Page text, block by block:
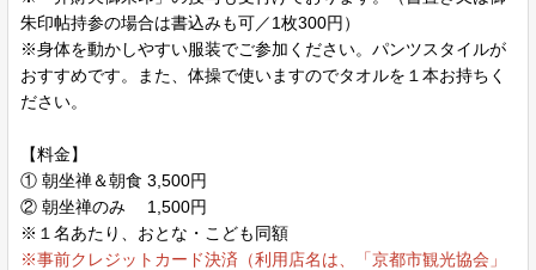
朱印帖持参の場合は書込みも可／1枚300円）
※身体を動かしやすい服装でご参加ください。パンツスタイルが
おすすめです。また、体操で使いますのでタオルを１本お持ちく
ださい。
【料金】
① 朝坐禅＆朝食 3,500円
② 朝坐禅のみ 1,500円
※１名あたり、おとな・こども同額
※事前クレジットカード決済（利用店名は、「京都市観光協会」